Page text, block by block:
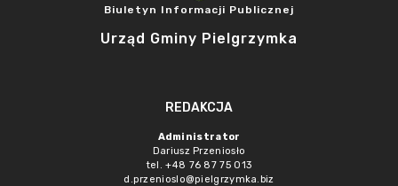
Biuletyn Informacji Publicznej
Urząd Gminy Pielgrzymka
REDAKCJA
Administrator
Dariusz Przeniosło
tel. +48 76 87 75 013
d.przenioslo@pielgrzymka.biz